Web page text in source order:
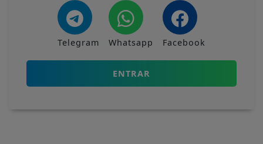
Telegram Whatsapp Facebook
ENTRAR